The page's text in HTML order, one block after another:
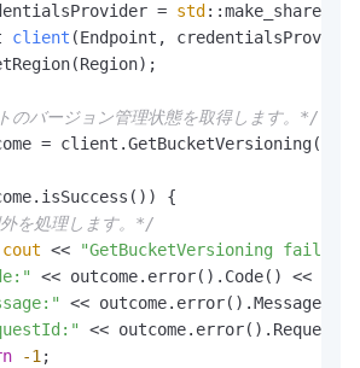
= std
client (Endpoint,
バージョン管理状態を取得します。*/
=
{
を処理します。*/
cout << "GetBucketVersioning fail"
<< outcome.error().Code() <<
<< outcome.error().Message()
<<
-1;